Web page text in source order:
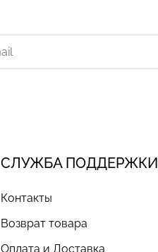
СЛУЖБА ПОДДЕРЖКИ
Контакты
Возврат товара
Оплата и Доставка